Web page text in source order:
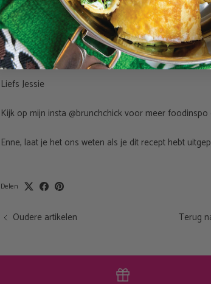
Wil je deze snack meenemen? Doe de dip in je
blijven. Perfect als lunch, tussendoortje of om te delen
Smakelijk eten!
Liefs Jessie
Kijk op mijn insta @brunchchick voor meer
Enne, laat je het ons weten als je dit recept hebt
Delen
Oudere artikelen Terug